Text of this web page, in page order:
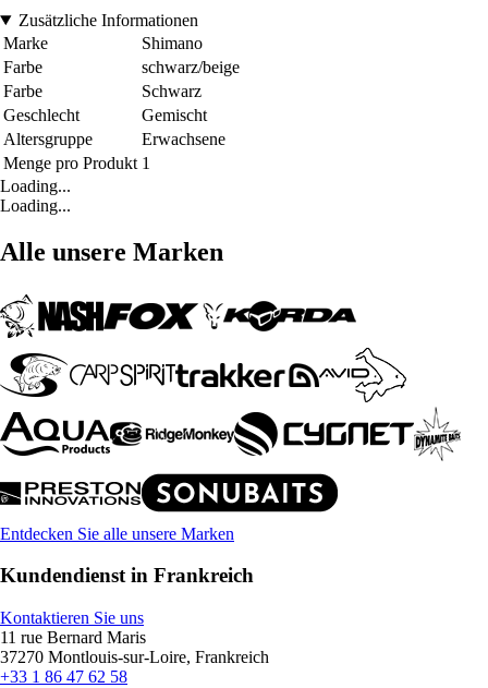
Zusätzliche Informationen
Marke
Shimano
Farbe
schwarz/beige
Farbe
Schwarz
Geschlecht
Gemischt
Altersgruppe
Erwachsene
Menge pro Produkt 1
Loading...
Loading...
Alle unsere Marken
Entdecken Sie alle unsere Marken
Kundendienst in Frankreich
Kontaktieren Sie uns
11 rue Bernard Maris
37270 Montlouis-sur-Loire, Frankreich
+33 1 86 47 62 58